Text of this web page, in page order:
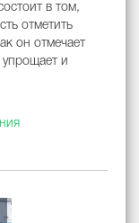
в том,
отметить
он отмечает
и